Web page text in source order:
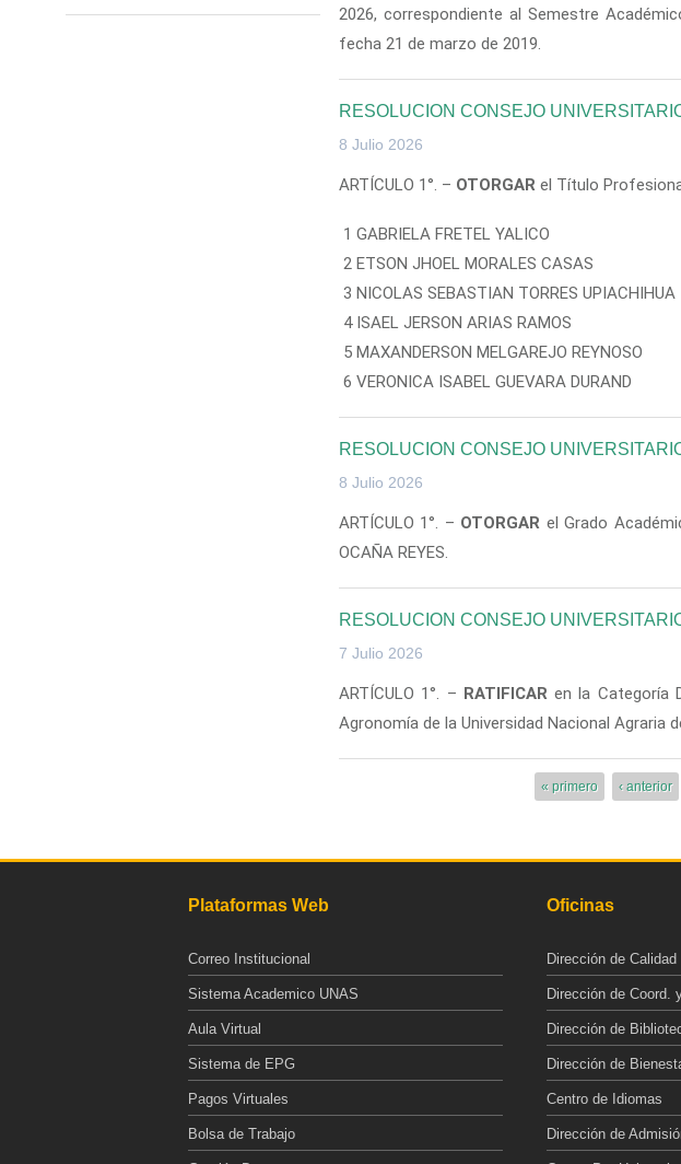
2026, correspondiente al Semestre
fecha 21 de marzo de 2019.
RESOLUCION CONSEJO
8 Julio 2026
ARTÍCULO 1°. – OTORGAR el Título
1 GABRIELA FRETEL YALICO
2 ETSON JHOEL MORALES CASAS
3 NICOLAS SEBASTIAN TORRES UPIACHIHUA
4 ISAEL JERSON ARIAS RAMOS
5 MAXANDERSON MELGAREJO REYNOSO
6 VERONICA ISABEL GUEVARA DURAND
RESOLUCION CONSEJO
8 Julio 2026
ARTÍCULO 1°. – OTORGAR el Grado
OCAÑA REYES.
RESOLUCION CONSEJO
7 Julio 2026
ARTÍCULO 1°. – RATIFICARen la Categoría
Agronomía de la Universidad Nacional Agraria
« primero ‹ anterior
Plataformas Web
Correo Institucional
Sistema Academico UNAS
Aula Virtual
Sistema de EPG
Pagos Virtuales
Bolsa de Trabajo
Oficinas
Dirección de Calidad
Dirección de Coord.
Dirección de
Dirección de
Centro de Idiomas
Dirección de